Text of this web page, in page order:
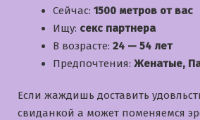
Сейчас: 1500 метров от вас
Ищу: секс партнера
В возрасте: 24 — 54 лет
Предпочтения: Женатые,
Если жаждишь доставить
свиданкой а может поменяемся